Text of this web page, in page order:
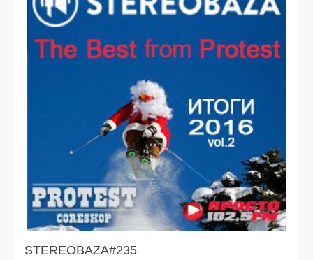
news 2016,ANOHNI Arcade Fire Atoms for Peace,Bon Iver, Darkside
David Bowie,HÆLOS,
Nicolas Jaar
Radiohed, The Bad Seeds
STEREOBAZA#235